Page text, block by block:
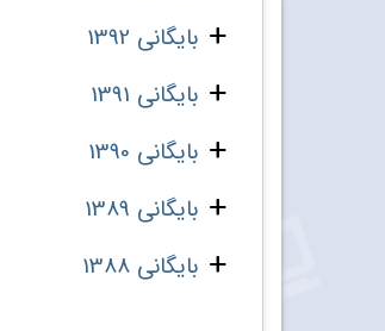
بایگانی 1392
بایگانی 1391
بایگانی 1390
بایگانی 1389
بایگانی 1388